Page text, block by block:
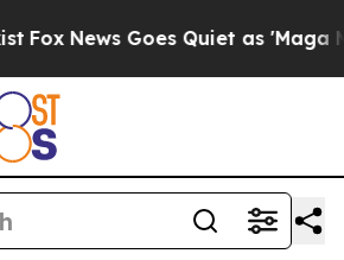
Fox News Goes Quiet as 'Maga